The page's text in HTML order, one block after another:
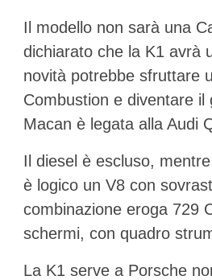
Il modello non sarà una
dichiarato che la K1 avrà
novità potrebbe sfruttare
Combustion e diventare
Macan è legata alla Audi
Il diesel è escluso,
è logico un V8 con
combinazione eroga 729
schermi, con quadro
La K1 serve a Porsche